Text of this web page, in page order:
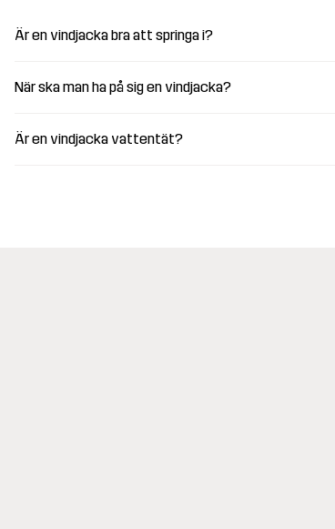
Är en vindjacka bra att springa i?
När ska man ha på sig en vindjacka?
Är en vindjacka vattentät?